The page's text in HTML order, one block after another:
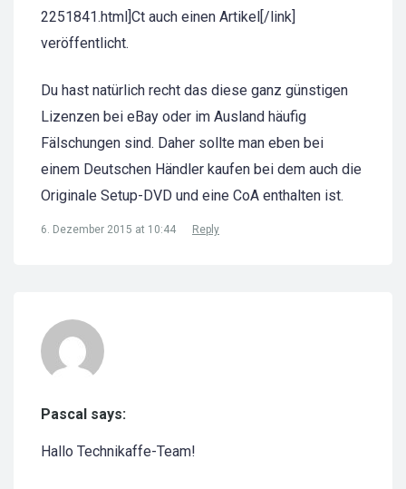
2251841.html]Ct auch einen Artikel[/link]
veröffentlicht.
Du hast natürlich recht das diese ganz günstigen
Lizenzen bei eBay oder im Ausland häufig
Fälschungen sind. Daher sollte man eben bei
einem Deutschen Händler kaufen bei dem auch die
Originale Setup-DVD und eine CoA enthalten ist.
6. Dezember 2015 at 10:44 Reply
Pascal says:
Hallo Technikaffe-Team!